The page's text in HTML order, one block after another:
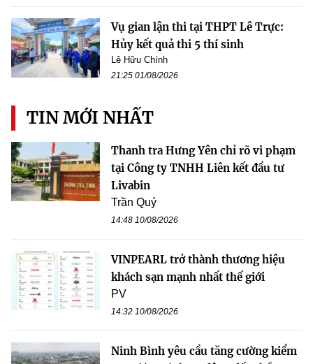
Vụ gian lận thi tại THPT Lê Trực:
Hủy kết quả thi 5 thí sinh
Lê Hữu Chính
21:25 01/08/2026
TIN MỚI NHẤT
Thanh tra Hưng Yên chỉ rõ vi phạm
tại Công ty TNHH Liên kết đầu tư
Livabin
Trần Quý
14:48 10/08/2026
VINPEARL trở thành thương hiệu
khách sạn mạnh nhất thế giới
PV
14:32 10/08/2026
Ninh Bình yêu cầu tăng cường kiểm